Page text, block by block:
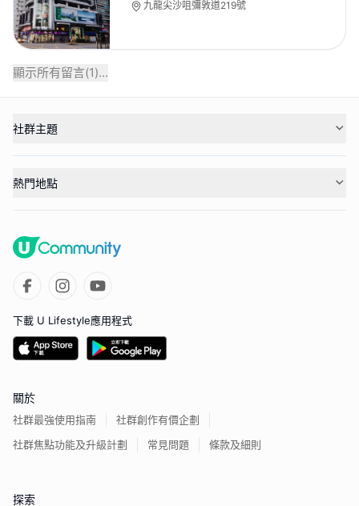
九龍尖沙咀彌敦道219號
顯示所有留言(1)...
社群主題
熱門地點
下載 U Lifestyle應用程式
關於
社群最強使用指南
社群創作有價企劃
社群焦點功能及升級計劃
常見問題 條款及細則
探索